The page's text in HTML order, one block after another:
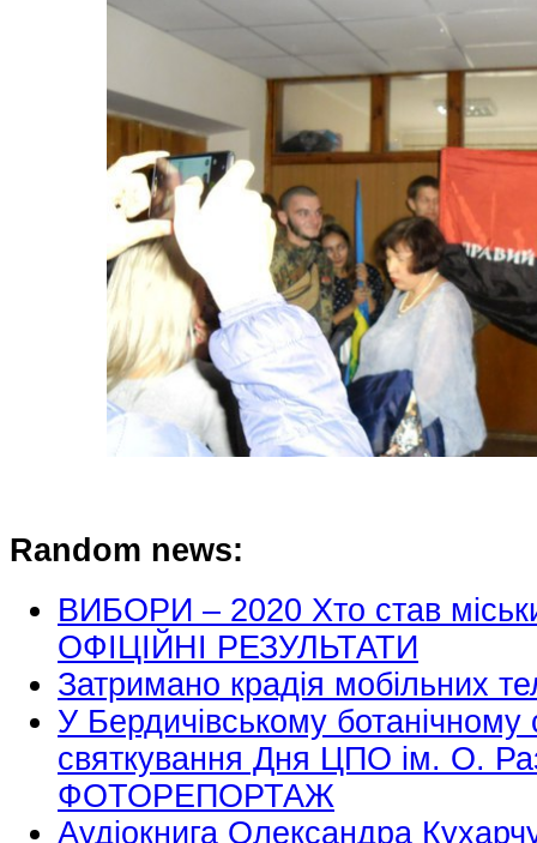
Random news:
ВИБОРИ – 2020 Хто став
ОФІЦІЙНІ РЕЗУЛЬТАТИ
Затримано крадія мобільних
У Бердичівському ботанічному
святкування Дня ЦПО ім. О.
ФОТОРЕПОРТАЖ
Аудіокнига Олександра